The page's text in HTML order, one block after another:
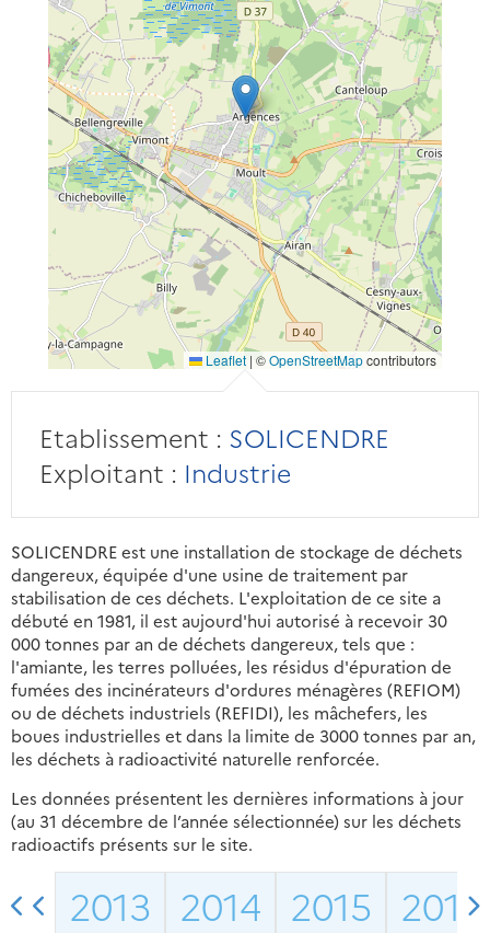
Leaflet | ©OpenStreetMapcontributors
Etablissement : SOLICENDRE
Exploitant : Industrie
SOLICENDRE est une installation de stockage de déchets
dangereux, équipée d'une usine de traitement par
stabilisation de ces déchets. L'exploitation de ce site a
débuté en 1981, il est aujourd'hui autorisé à recevoir 30
000 tonnes par an de déchets dangereux, tels que :
l'amiante, les terres polluées, les résidus d'épuration de
fumées des incinérateurs d'ordures ménagères (REFIOM)
ou de déchets industriels (REFIDI), les mâchefers, les
boues industrielles et dans la limite de 3000 tonnes par an,
les déchets à radioactivité naturelle renforcée.
Les données présentent les dernières informations à jour
(au 31 décembre de l’année sélectionnée) sur les déchets
radioactifs présents sur le site.
2013 2014 2015 2016